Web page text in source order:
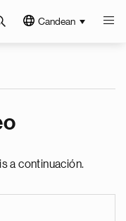
Candean
a continuación.